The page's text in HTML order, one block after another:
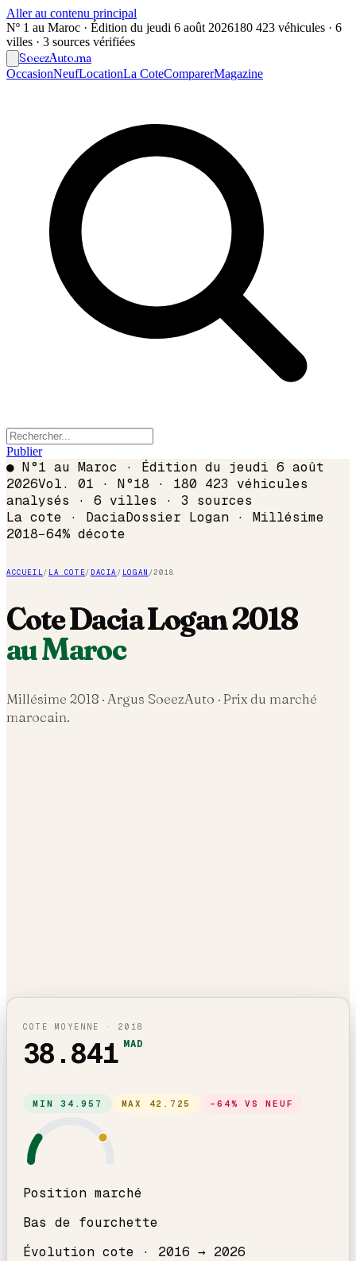
Aller au contenu principal
Nº 1 au Maroc · Édition du jeudi 6 août 2026180 423 véhicules · 6
villes · 3 sources vérifiées
SoeezAuto.ma
OccasionNeufLocationLa CoteComparerMagazine
Publier
● N°1 au Maroc · Édition du jeudi 6 août
2026Vol. 01 · N°18 · 180 423 véhicules
analysés · 6 villes · 3 sources
La cote · DaciaDossier Logan · Millésime
2018−64% décote
ACCUEIL/ LA COTE/ DACIA / LOGAN /2018
CoteDaciaLogan2018
au Maroc
Millésime 2018 · Argus SoeezAuto · Prix du marché
marocain.
COTE MOYENNE · 2018
38.841 MAD
MIN34.957 MAX 42.725 − 64% VS NEUF
Position marché
Bas de fourchette
Évolution cote · 2016 → 2026